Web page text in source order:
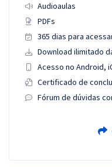
Audioaulas
PDFs
365 dias para
Download ilimitado
Acesso no Android,
Certificado de
Fórum de dúvidas